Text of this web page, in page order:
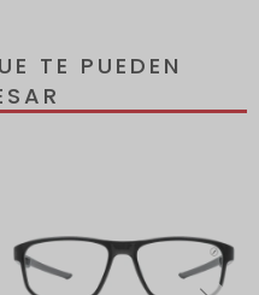
TE PUEDEN